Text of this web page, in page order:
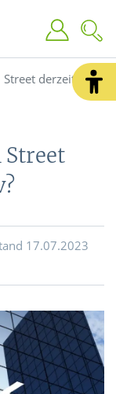
derzeit
Street
17.07.2023